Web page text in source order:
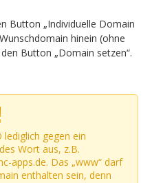
Button „Individuelle Domain
hinein (ohne
Button „Domain setzen“.
lediglich gegen ein
Wort aus, z.B.
apps.de. Das „www“ darf
enthalten sein, denn